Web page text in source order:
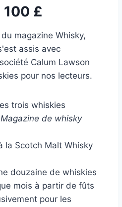
£
magazine Whisky,
assis avec
Calum Lawson
pour nos lecteurs.
trois whiskies
Magazine de whisky
la Scotch Malt Whisky
douzaine de whiskies
mois à partir de fûts
pour les